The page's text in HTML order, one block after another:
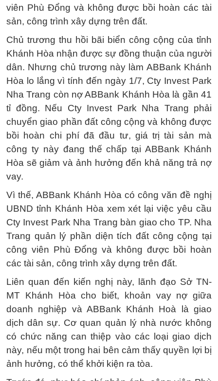
viên Phù Đổng và không được bồi hoàn các tài
sản, công trình xây dựng trên đất.
Chủ trương thu hồi bãi biển công cộng của tỉnh
Khánh Hòa nhận được sự đồng thuận của người
dân. Nhưng chủ trương này làm ABBank Khánh
Hòa lo lắng vì tính đến ngày 1/7, Cty Invest Park
Nha Trang còn nợ ABBank Khánh Hòa là gần 41
tỉ đồng. Nếu Cty Invest Park Nha Trang phải
chuyển giao phần đất công cộng và không được
bồi hoàn chi phí đã đầu tư, giá trị tài sản mà
công ty này đang thế chấp tại ABBank Khánh
Hòa sẽ giảm và ảnh hưởng đến khả năng trả nợ
vay.
Vì thế, ABBank Khánh Hòa có công văn đề nghị
UBND tỉnh Khánh Hòa xem xét lại việc yêu cầu
Cty Invest Park Nha Trang bàn giao cho TP. Nha
Trang quản lý phần diện tích đất công cộng tại
công viên Phù Đổng và không được bồi hoàn
các tài sản, công trình xây dựng trên đất.
Liên quan đến kiến nghị này, lãnh đạo Sở TN-
MT Khánh Hòa cho biết, khoản vay nợ giữa
doanh nghiệp và ABBank Khánh Hoà là giao
dịch dân sự. Cơ quan quản lý nhà nước không
có chức năng can thiệp vào các loại giao dịch
này, nếu một trong hai bên cảm thấy quyền lợi bị
ảnh hưởng, có thể khởi kiện ra tòa.